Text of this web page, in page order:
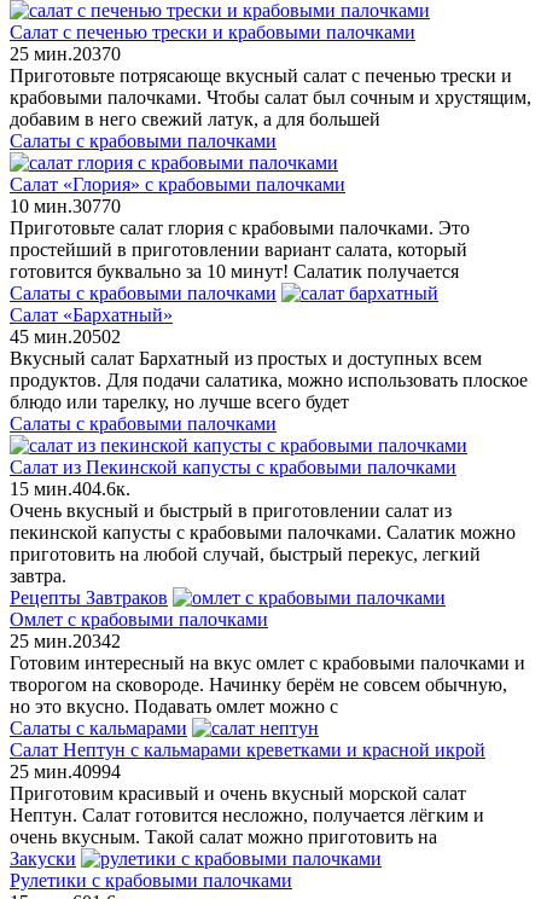
Салат с печенью трески и крабовыми палочками
25 мин.20370
Приготовьте потрясающе вкусный салат с печенью трески и
крабовыми палочками. Чтобы салат был сочным и хрустящим,
добавим в него свежий латук, а для большей
Салаты с крабовыми палочками
Салат «Глория» с крабовыми палочками
10 мин.30770
Приготовьте салат глория с крабовыми палочками. Это
простейший в приготовлении вариант салата, который
готовится буквально за 10 минут! Салатик получается
Салаты с крабовыми палочками
Салат «Бархатный»
45 мин.20502
Вкусный салат Бархатный из простых и доступных всем
продуктов. Для подачи салатика, можно использовать плоское
блюдо или тарелку, но лучше всего будет
Салаты с крабовыми палочками
Салат из Пекинской капусты с крабовыми палочками
15 мин.404.6к.
Очень вкусный и быстрый в приготовлении салат из
пекинской капусты с крабовыми палочками. Салатик можно
приготовить на любой случай, быстрый перекус, легкий
завтра.
Рецепты Завтраков
Омлет с крабовыми палочками
25 мин.20342
Готовим интересный на вкус омлет с крабовыми палочками и
творогом на сковороде. Начинку берём не совсем обычную,
но это вкусно. Подавать омлет можно с
Салаты с кальмарами
Салат Нептун с кальмарами креветками и красной икрой
25 мин.40994
Приготовим красивый и очень вкусный морской салат
Нептун. Салат готовится несложно, получается лёгким и
очень вкусным. Такой салат можно приготовить на
Закуски
Рулетики с крабовыми палочками